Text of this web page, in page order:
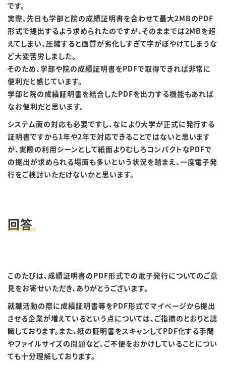
です。
実際、先日も学部と院の成績証明書を合わせて最大2MBのPDF
形式で提出するよう求められたのですが、そのままでは2MBを超
えてしまい、圧縮すると画質が劣化しすぎて字がぼやけてしまうな
ど大変苦労しました。
そのため、学部や院の成績証明書をPDFで取得できれば非常に
便利だと感じています。
学部と院の成績証明書を結合したPDFを出力する機能もあれば
なお便利だと思います。
システム面の対応も必要ですし、なにより大学が正式に発行する
証明書ですから1年や2年で対応できることではないと思います
が、実際の利用シーンとして紙面よりむしろコンパクトなPDFで
の提出が求められる場面も多いという状況を踏まえ、一度電子発
行をご検討いただけないかと思います。
回答
このたびは、成績証明書のPDF形式での電子発行についてのご意
見をお寄せいただき、ありがとうございます。
就職活動の際に成績証明書等をPDF形式でマイページから提出
させる企業が増えているという点については、ご指摘のとおりと認
識しております。また、紙の証明書をスキャンしてPDF化する手間
やファイルサイズの問題など、ご不便をおかけしていることについ
ても十分理解しております。